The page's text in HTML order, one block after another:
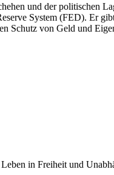
und der politischen
System (FED). Er
Schutz von Geld und
in Freiheit und